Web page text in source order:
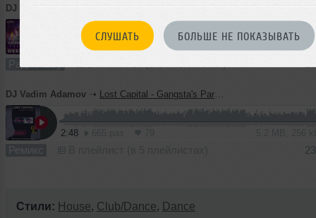
СЛУШАТЬ БОЛЬШЕ НЕ ПОКАЗЫВАТЬ
DJ Vadim Adamov
60:04 32 138 MB,
Радио-шоу
DJ Vadim Adamov ➝ Lost Capital - Gangsta's Paradise (Vadim Adamov & Hardphol Remix)
2:48
Ремикс
Стили: House, Club/Dance, Dance